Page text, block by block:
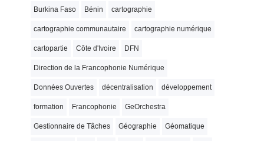
Burkina Faso Bénin cartographie
cartographie communautaire cartographie numérique
cartopartie Côte d'Ivoire DFN
Direction de la Francophonie Numérique
Données Ouvertes décentralisation développement
formation Francophonie GeOrchestra
Gestionnaire de Tâches Géographie Géomatique